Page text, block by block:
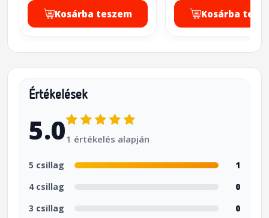
Kosárba teszem Kosárba
Értékelések
5.01 értékelés alapján
5 csillag
1
4 csillag
0
3 csillag
0